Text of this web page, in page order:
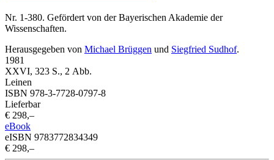
Nr. 1-380. Gefördert von der Bayerischen Akademie der
Wissenschaften.
Herausgegeben von Michael Brüggen und Siegfried Sudhof.
1981
XXVI, 323 S., 2 Abb.
Leinen
ISBN 978-3-7728-0797-8
Lieferbar
€ 298,–
eBook
eISBN 9783772834349
€ 298,–